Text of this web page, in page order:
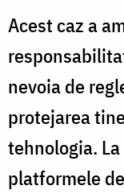
Acest caz a
nevoia de
protejarea
tehnologia.
platformele